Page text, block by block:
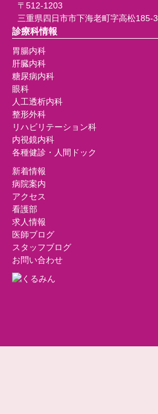
〒512-1203
三重県四日市市下海老町字高松185-3
診療科情報
胃腸内科
肝臓内科
糖尿病内科
眼科
人工透析内科
整形外科
リハビリテーション科
内視鏡内科
各種健診・人間ドック
新着情報
病院案内
アクセス
看護部
求人情報
医師ブログ
スタッフブログ
お問い合わせ